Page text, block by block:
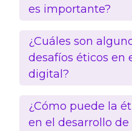
es importante?
¿Cuáles son
desafíos éticos en
digital?
¿Cómo puede la
en el desarrollo de